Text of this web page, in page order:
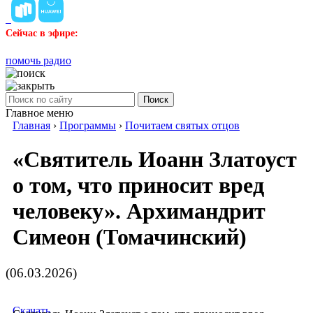
Сейчас в эфире:
помочь радио
Поиск
Главное меню
Главная › Программы › Почитаем святых отцов
«Святитель Иоанн Златоуст
о том, что приносит вред
человеку». Архимандрит
Симеон (Томачинский)
(06.03.2026)
Скачать